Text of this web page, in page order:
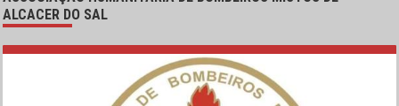
ALCACER DO SAL